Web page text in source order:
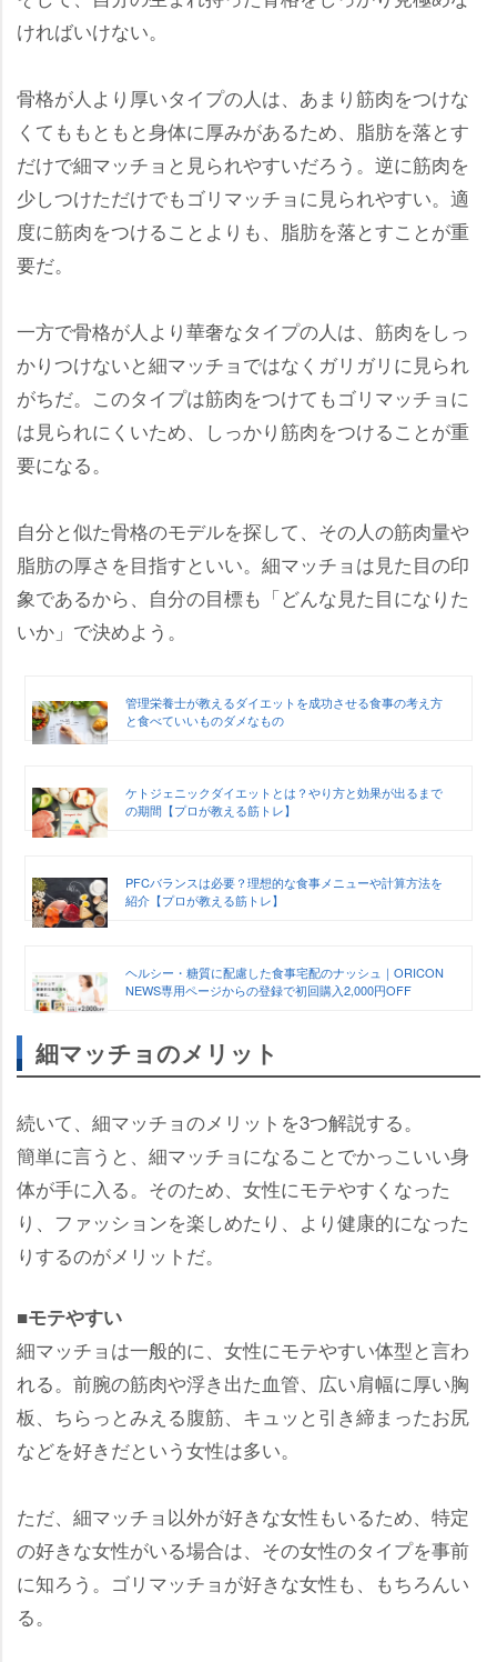
ければいけない。
骨格が人より厚いタイプの人は、あまり筋肉をつけな
くてももともと身体に厚みがあるため、脂肪を落とす
だけで細マッチョと見られやすいだろう。逆に筋肉を
少しつけただけでもゴリマッチョに見られやすい。適
度に筋肉をつけることよりも、脂肪を落とすことが重
要だ。
一方で骨格が人より華奢なタイプの人は、筋肉をしっ
かりつけないと細マッチョではなくガリガリに見られ
がちだ。このタイプは筋肉をつけてもゴリマッチョに
は見られにくいため、しっかり筋肉をつけることが重
要になる。
自分と似た骨格のモデルを探して、その人の筋肉量
脂肪の厚さを目指すといい。細マッチョは見た目の印
象であるから、自分の目標も「どんな見た目になりた
いか」で決めよう。
管理栄養士が教えるダイエットを成功させる食事の考え方
と食べていいものダメなもの
ケトジェニックダイエットとは？やり方と効果が出るまで
の期間【プロが教える筋トレ】
PFCバランスは必要？理想的な食事メニューや計算方法を
紹介【プロが教える筋トレ】
ヘルシー・糖質に配慮した食事宅配のナッシュ｜ORICON
NEWS専用ページからの登録で初回購入2,000円OFF
細マッチョのメリット
続いて、細マッチョのメリットを3つ解説する。
簡単に言うと、細マッチョになることでかっこいい身
体が手に入る。そのため、女性にモテやすくなった
り、ファッションを楽しめたり、より健康的になった
りするのがメリットだ。
■モテやすい
細マッチョは一般的に、女性にモテやすい体型と言わ
れる。前腕の筋肉や浮き出た血管、広い肩幅に厚い胸
板、ちらっとみえる腹筋、キュッと引き締まったお尻
などを好きだという女性は多い。
ただ、細マッチョ以外が好きな女性もいるため、特定
の好きな女性がいる場合は、その女性のタイプを事前
に知ろう。ゴリマッチョが好きな女性も、もちろんい
る。